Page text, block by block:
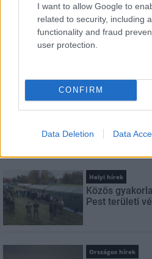
I want to allow Google to
related to security, including
functionality and fraud
user protection.
CONFIRM
Data Deletion Data
E-mail cím
Helyi hírek
Közös
Pest területi
Országos hírek